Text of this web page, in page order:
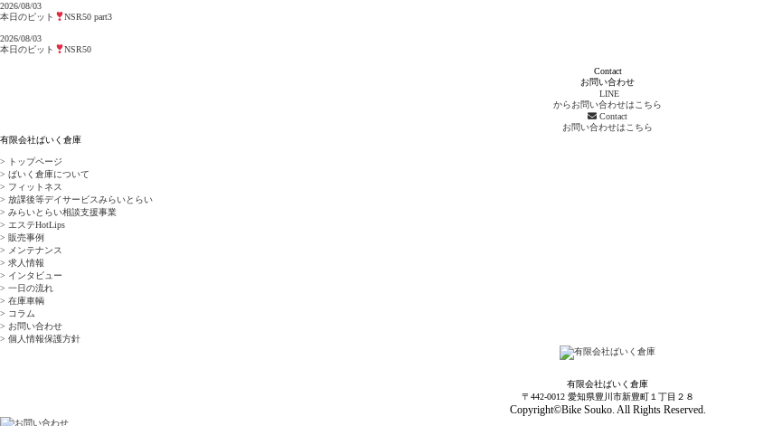
2026/08/03
本日のピット
NSR50 part3
2026/08/03
本日のピット
NSR50
Contact
お問い合わせ
LINE
からお問い合わせはこちら
Contact
お問い合わせはこちら
有限会社ばいく倉庫
> トップページ
> ばいく倉庫について
> フィットネス
> 放課後等デイサービスみらいとらい
> みらいとらい相談支援事業
> エステHotLips
> 販売事例
> メンテナンス
> 求人情報
> インタビュー
> 一日の流れ
> 在庫車輌
> コラム
> お問い合わせ
> 個人情報保護方針
有限会社ばいく倉庫
〒442-0012 愛知県豊川市新豊町１丁目２８
Copyright©Bike Souko. All Rights Reserved.